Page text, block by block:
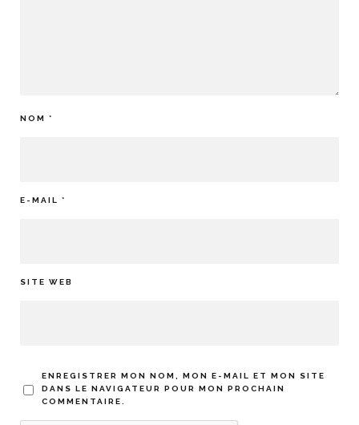
NOM *
E-MAIL *
SITE WEB
ENREGISTRER MON NOM, MON E-MAIL ET MON SITE
DANS LE NAVIGATEUR POUR MON PROCHAIN
COMMENTAIRE.